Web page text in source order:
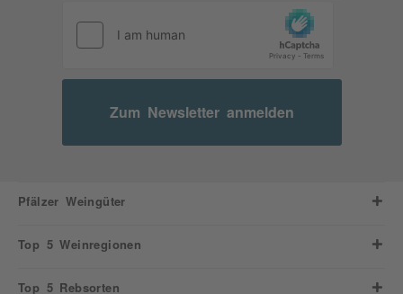
Zum Newsletter anmelden
Pfälzer Weingüter
Top 5 Weinregionen
Top 5 Rebsorten